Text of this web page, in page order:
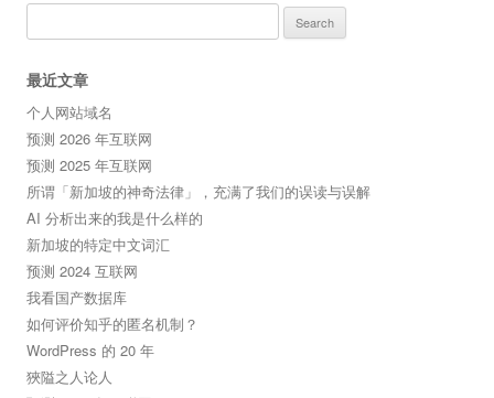
for:
最近文章
个人网站域名
预测 2026 年互联网
预测 2025 年互联网
所谓「新加坡的神奇法律」，充满了我们的误读与误解
AI 分析出来的我是什么样的
新加坡的特定中文词汇
预测 2024 互联网
我看国产数据库
如何评价知乎的匿名机制？
WordPress 的 20 年
狹隘之人论人